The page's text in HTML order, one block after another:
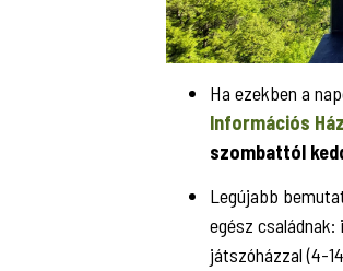
Ha ezekben a
Információs
szombattól
Legújabb
egész
játszóházzal (4-